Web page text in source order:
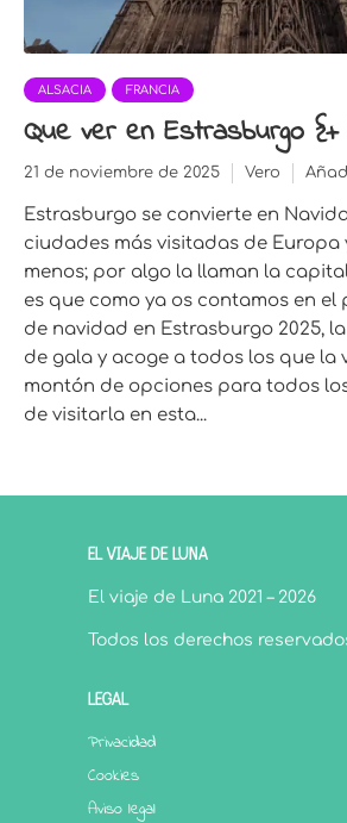
ALSACIA FRANCIA
Que ver en Estrasburgo {+
21 de noviembre de 2025 Vero
Estrasburgo se convierte en
ciudades más visitadas de Europa
menos; por algo la llaman la
es que como ya os contamos en
de navidad en Estrasburgo 2025,
de gala y acoge a todos los que la
montón de opciones para todos
de visitarla en esta...
EL VIAJE DE LUNA
El viaje de Luna 2021 – 2026
Todos los derechos
LEGAL
Privacidad
Cookies
Aviso legal